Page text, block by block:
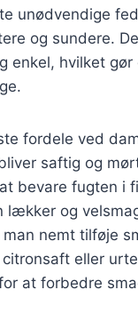
unødvendige
og sundere.
enkel, hvilket
fordele ved
saftig og
bevare fugten i
lækker og
nemt tilføje
eller
at forbedre